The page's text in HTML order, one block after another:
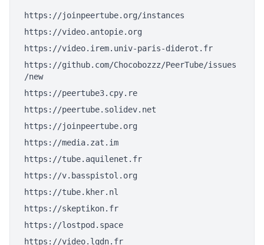
https://joinpeertube.org/instances
https://video.antopie.org
https://video.irem.univ-paris-diderot.fr
https://github.com/Chocobozzz/PeerTube/issues
/new
https://peertube3.cpy.re
https://peertube.solidev.net
https://joinpeertube.org
https://media.zat.im
https://tube.aquilenet.fr
https://v.basspistol.org
https://tube.kher.nl
https://skeptikon.fr
https://lostpod.space
https://video.lqdn.fr